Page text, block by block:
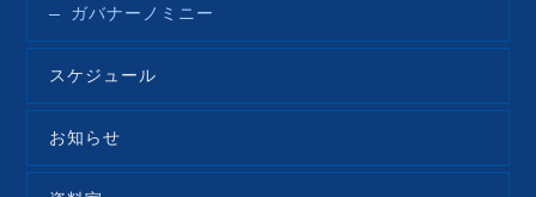
ガバナーノミニー
スケジュール
お知らせ